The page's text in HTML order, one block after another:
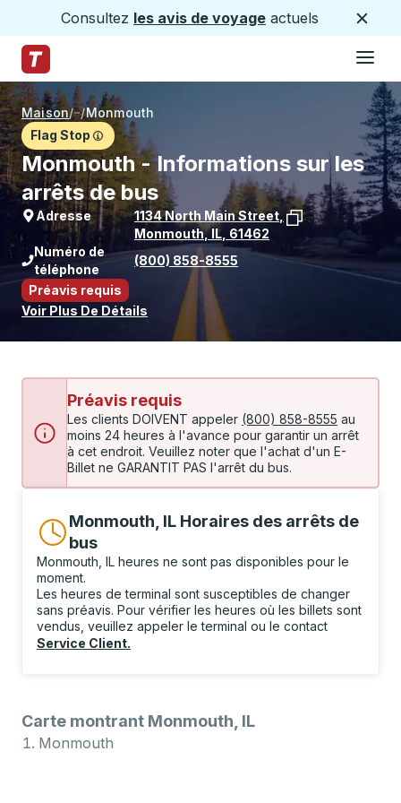
Consultez les avis de voyage actuels
Page d'accueil des sentiers
Maison/ /Monmouth
Flag Stop
Monmouth - Informations sur les
arrêts de bus
Adresse 1134 North Main Street
Monmouth,IL 61462
Voir l'emplacement de l'arrêt sur
Numéro de
téléphone
(800) 858-8555
Préavis requis
Voir Plus De Détails
Préavis requis
Les clients DOIVENT appeler (800) 858-8555 au
moins 24 heures à l'avance pour garantir un arrêt
à cet endroit. Veuillez noter que l'achat d'un E-
Billet ne GARANTIT PAS l'arrêt du bus.
Monmouth, IL Horaires des arrêts de
bus
Monmouth, IL heures ne sont pas disponibles pour le
moment.
Les heures de terminal sont susceptibles de changer
sans préavis. Pour vérifier les heures où les billets sont
vendus, veuillez appeler le terminal ou le contact
Service Client.
Carte montrant Monmouth, IL
Monmouth